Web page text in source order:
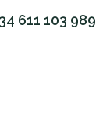
611 103 989